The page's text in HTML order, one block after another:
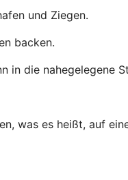
und Ziegen.
backen.
in die nahegelegene
was es heißt, auf